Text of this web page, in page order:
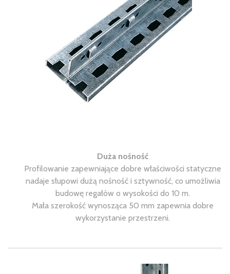
Duża nośność
Profilowanie zapewniające dobre właściwości statyczne
nadaje słupowi dużą nośność i sztywność, co umożliwia
budowę regałów o wysokości do 10 m.
Mała szerokość wynosząca 50 mm zapewnia dobre
wykorzystanie przestrzeni.